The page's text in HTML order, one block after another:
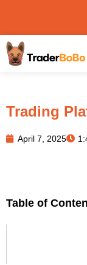
Trading
April 7, 2025
Table of